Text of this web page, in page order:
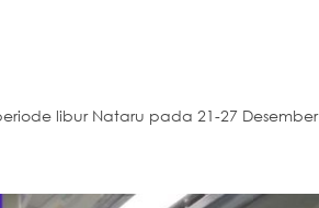
libur Nataru pada 21-27 Desember